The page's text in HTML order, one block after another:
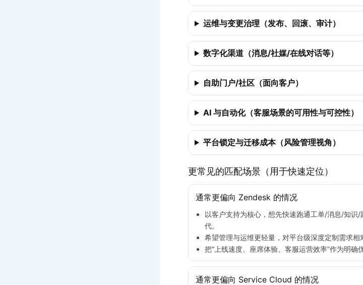
运维与变更治理（发布、回滚、审计）
数字化渠道（消息/社媒/在线对话等）
自助门户/社区（面向客户）
AI 与自动化（客服场景的可用性与可控性）
平台锁定与迁移成本（风险管理视角）
更常见的匹配场景（用于快速定位）
通常更偏向 Zendesk 的情况
以客户支持为核心，想先快速跑通工单/消息/知识
代。
希望管理与运维更轻量，对平台级深度定制需求相
把“上线速度、座席体验、客服运营效率”作为明确
通常更偏向 Service Cloud 的情况